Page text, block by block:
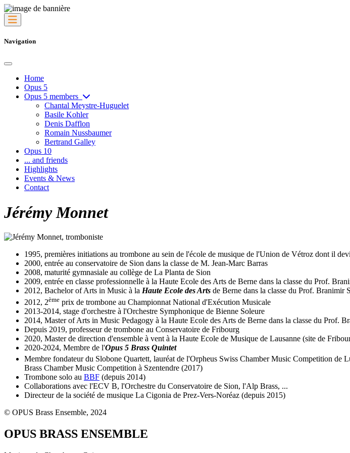
Navigation
Home
Opus 5
Opus 5 members
Chantal Meystre-Huguelet
Basile Kohler
Denis Dafflon
Romain Nussbaumer
Bertrand Galley
Opus 10
... and friends
Highlights
Events & News
Contact
Jérémy Monnet
1995, premières initiations au trombone au sein de l'école de musique de l'Union de Vétroz dont il
2000, entrée au conservatoire de Sion dans la classe de M. Jean-Marc Barras
2008, maturité gymnasiale au collège de La Planta de Sion
2009, entrée en classe professionnelle à la Haute Ecole des Arts de Berne dans la classe du Prof.
2012, Bachelor of Arts in Music à la Haute Ecole des Arts de Berne dans la classe du Prof. Branimir
2012, 2ème prix de trombone au Championnat National d'Exécution Musicale
2013-2014, stage d'orchestre à l'Orchestre Symphonique de Bienne Soleure
2014, Master of Arts in Music Pedagogy à la Haute Ecole des Arts de Berne dans la classe du Prof.
Depuis 2019, professeur de trombone au Conservatoire de Fribourg
2020, Master de direction d'ensemble à vent à la Haute Ecole de Musique de Lausanne (site de
2020-2024, Membre de l'Opus 5 Brass Quintet
Membre fondateur du Slobone Quartett, lauréat de l'Orpheus Swiss Chamber Music Competition de
Brass Chamber Music Competition à Szentendre (2017)
Trombone solo au BBF (depuis 2014)
Collaborations avec l'ECV B, l'Orchestre du Conservatoire de Sion, l'Alp Brass, ...
Directeur de la société de musique La Cigonia de Prez-Vers-Noréaz (depuis 2015)
© OPUS Brass Ensemble, 2024
OPUS BRASS ENSEMBLE